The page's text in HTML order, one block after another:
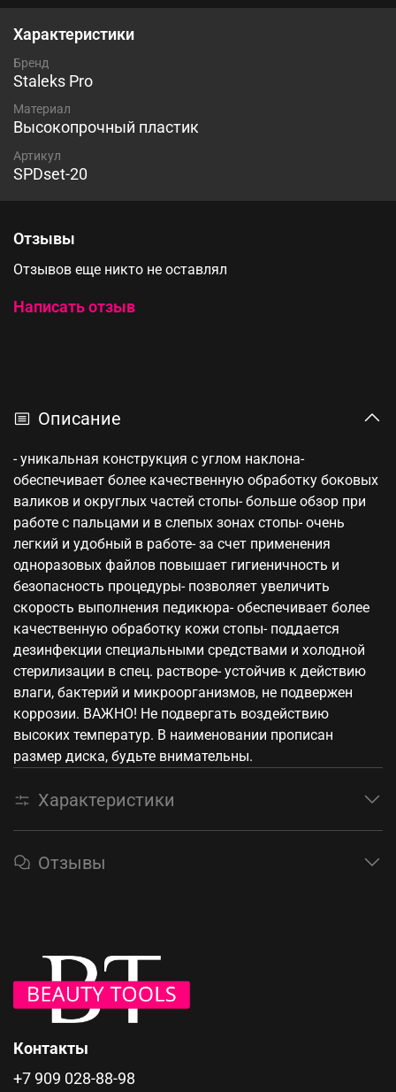
скорость выполнения педикюра- обеспечивает более
качественную обработку кожи стопы- поддается
дезинфекции специальными средствами и холодной
стерилизации в спец. растворе- устойчив к действию
коррозии. ВАЖНО! Не подвергать воздействию
высоких температур. В наименовании прописан
размер диска, будьте внимательны.
Характеристики
Бренд
Staleks Pro
Материал
Высокопрочный пластик
Артикул
SPDset-20
Отзывы
Отзывов еще никто не оставлял
Написать отзыв
Описание
- уникальная конструкция с углом наклона-
обеспечивает более качественную обработку боковых
валиков и округлых частей стопы- больше обзор при
работе с пальцами и в слепых зонах стопы- очень
легкий и удобный в работе- за счет применения
одноразовых файлов повышает гигиеничность и
безопасность процедуры- позволяет увеличить
скорость выполнения педикюра- обеспечивает более
качественную обработку кожи стопы- поддается
дезинфекции специальными средствами и холодной
стерилизации в спец. растворе- устойчив к действию
влаги, бактерий и микроорганизмов, не подвержен
коррозии. ВАЖНО! Не подвергать воздействию
высоких температур. В наименовании прописан
размер диска, будьте внимательны.
Характеристики
Отзывы
Контакты
+7 909 028-88-98